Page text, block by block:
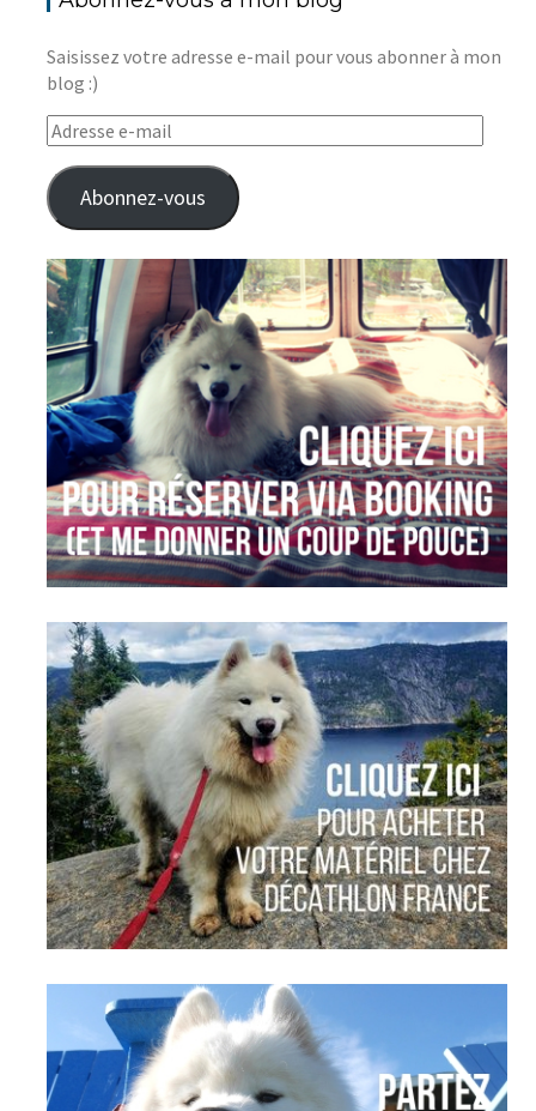
Saisissez votre adresse e-mail pour vous abonner à mon
blog :)
Adresse
e-
mail
Abonnez-vous